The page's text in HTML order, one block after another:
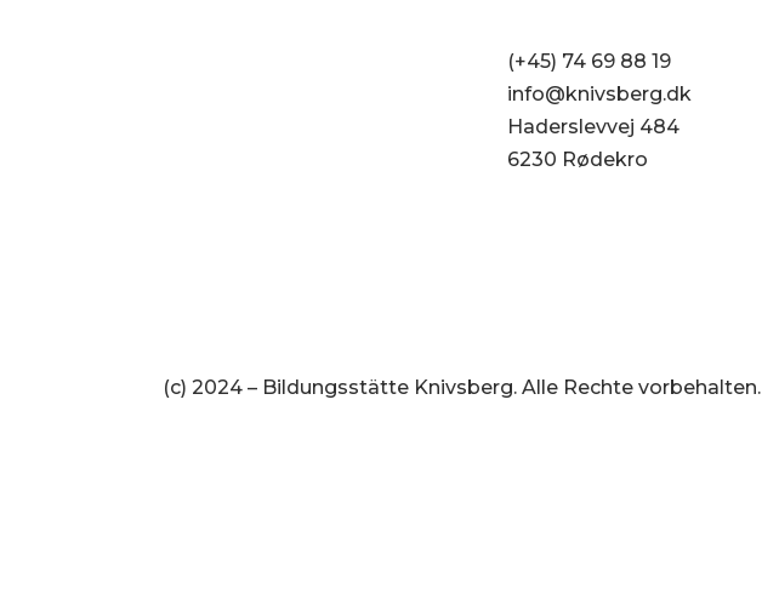
(+45) 74 69 88 19
info@knivsberg.dk
Haderslevvej 484
6230 Rødekro
(c) 2024 – Bildungsstätte Knivsberg. Alle Rechte vorbehalten.